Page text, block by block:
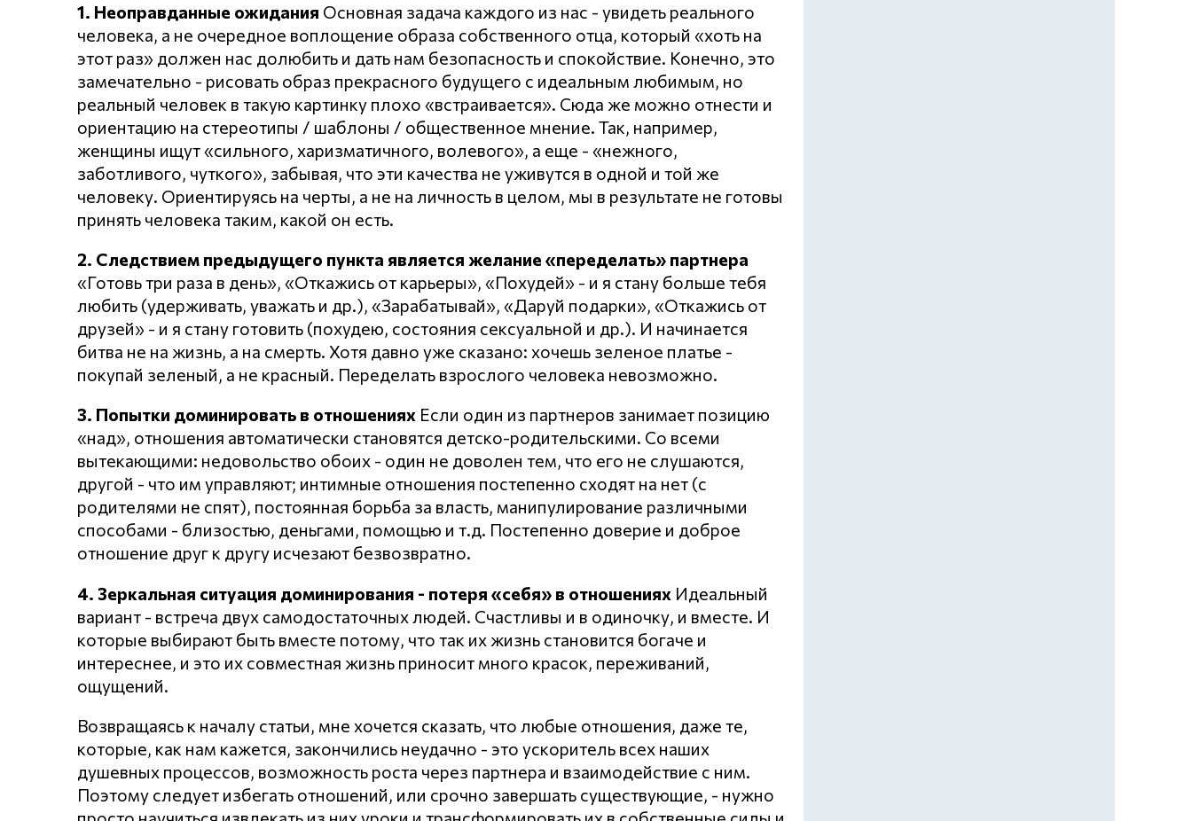
1. Неоправданные ожидания Основная задача каждого из нас - увидеть реального
человека, а не очередное воплощение образа собственного отца, который «хоть на
этот раз» должен нас долюбить и дать нам безопасность и спокойствие. Конечно, это
замечательно - рисовать образ прекрасного будущего с идеальным любимым, но
реальный человек в такую картинку плохо «встраивается». Сюда же можно отнести и
ориентацию на стереотипы / шаблоны / общественное мнение. Так, например,
женщины ищут «сильного, харизматичного, волевого», а еще - «нежного,
заботливого, чуткого», забывая, что эти качества не уживутся в одной и той же
человеку. Ориентируясь на черты, а не на личность в целом, мы в результате не готовы
принять человека таким, какой он есть.
2. Следствием предыдущего пункта является желание «переделать» партнера
«Готовь три раза в день», «Откажись от карьеры», «Похудей» - и я стану больше тебя
любить (удерживать, уважать и др.), «Зарабатывай», «Даруй подарки», «Откажись от
друзей» - и я стану готовить (похудею, состояния сексуальной и др.). И начинается
битва не на жизнь, а на смерть. Хотя давно уже сказано: хочешь зеленое платье -
покупай зеленый, а не красный. Переделать взрослого человека невозможно.
3. Попытки доминировать в отношениях Если один из партнеров занимает позицию
«над», отношения автоматически становятся детско-родительскими. Со всеми
вытекающими: недовольство обоих - один не доволен тем, что его не слушаются,
другой - что им управляют; интимные отношения постепенно сходят на нет (с
родителями не спят), постоянная борьба за власть, манипулирование различными
способами - близостью, деньгами, помощью и т.д. Постепенно доверие и доброе
отношение друг к другу исчезают безвозвратно.
4. Зеркальная ситуация доминирования - потеря «себя» в отношениях Идеальный
вариант - встреча двух самодостаточных людей. Счастливы и в одиночку, и вместе. И
которые выбирают быть вместе потому, что так их жизнь становится богаче и
интереснее, и это их совместная жизнь приносит много красок, переживаний,
ощущений.
Возвращаясь к началу статьи, мне хочется сказать, что любые отношения, даже те,
которые, как нам кажется, закончились неудачно - это ускоритель всех наших
душевных процессов, возможность роста через партнера и взаимодействие с ним.
Поэтому следует избегать отношений, или срочно завершать существующие, - нужно